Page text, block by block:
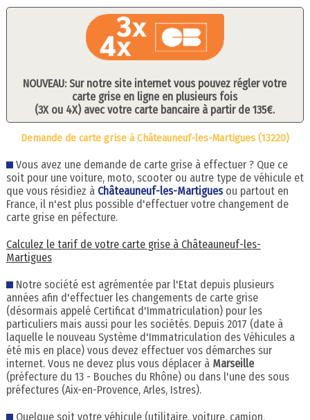
NOUVEAU: Sur notre site internet vous pouvez régler votre
carte grise en ligne en plusieurs fois
(3X ou 4X) avec votre carte bancaire à partir de 135€.
Demande de carte grise à Châteauneuf-les-Martigues (13220)
Vous avez une demande de carte grise à effectuer ? Que ce
soit pour une voiture, moto, scooter ou autre type de véhicule et
que vous résidiez à Châteauneuf-les-Martigues ou partout en
France, il n'est plus possible d'effectuer votre changement de
carte grise en péfecture.
Calculez le tarif de votre carte grise à Châteauneuf-les-
Martigues
Notre société est agrémentée par l'Etat depuis plusieurs
années afin d'effectuer les changements de carte grise
(désormais appelé Certificat d'Immatriculation) pour les
particuliers mais aussi pour les sociétés. Depuis 2017 (date à
laquelle le nouveau Système d'Immatriculation des Véhicules a
été mis en place) vous devez effectuer vos démarches sur
internet. Vous ne devez plus vous déplacer à Marseille
(préfecture du 13 - Bouches du Rhône) ou dans l'une des sous
préfectures (Aix-en-Provence, Arles, Istres).
Quelque soit votre véhicule (utilitaire, voiture, camion,